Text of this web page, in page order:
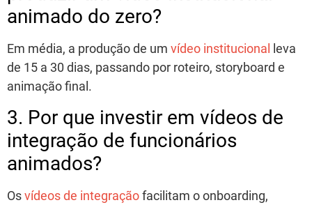
animado do zero?
Em média, a produção de um vídeo institucional
leva
de 15 a 30 dias, passando por roteiro, storyboard e
animação final.
3. Por que investir em vídeos de
integração de funcionários
animados?
Osvídeos de integraçãofacilitam o onboarding,